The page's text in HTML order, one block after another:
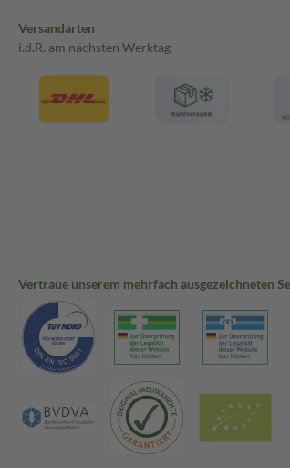
Versandarten
i.d.R. am nächsten Werktag
Vertraue unserem mehrfach ausgezeichneten